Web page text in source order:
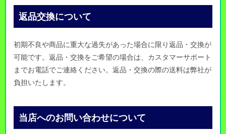
返品交換について
初期不良や商品に重大な過失があった場合に限り返品・交換が
可能です。返品・交換をご希望の場合は、カスタマーサポート
までお電話でご連絡ください。返品・交換の際の送料は弊社が
負担いたします。
当店へのお問い合わせについて